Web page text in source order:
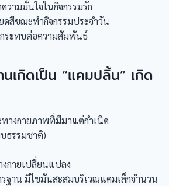
วามมั่นใจในกิจกรรมรัก
ดสีขณะทำกิจกรรมประจำวัน
ระทบต่อความสัมพันธ์
เกิดเป็น “แคมปลิ้น” เกิด
างกายภาพที่มีมาแต่กำเนิด
ธรรมชาติ)
งกายเปลี่ยนแปลง
ฐาน มีไขมันสะสมบริเวณแคมเล็กจำนวน